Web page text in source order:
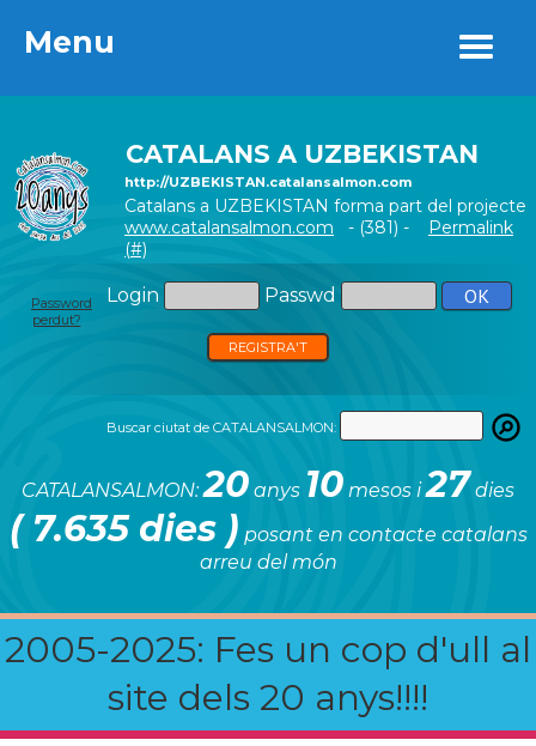
Menu
CATALANS A UZBEKISTAN
http://UZBEKISTAN.catalansalmon.com
Catalans a UZBEKISTAN forma part del projecte
www.catalansalmon.com - (381) - Permalink
(#)
Login Passwd
Password
perdut?
REGISTRA'T
Buscar ciutat de CATALANSALMON:
CATALANSALMON:20 anys 10 mesos i27 dies
( 7.635 dies ) posant en contacte catalans
arreu del món
2005-2025: Fes un cop d'ull al
site dels 20 anys!!!!
Menu